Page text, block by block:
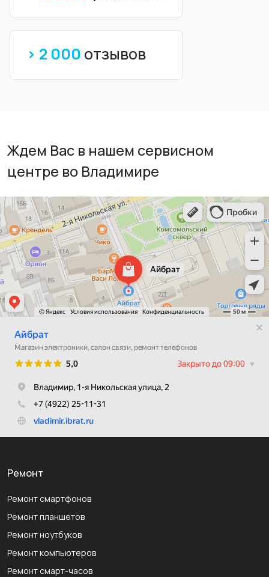
> 2 000 отзывов
Ждем Вас в нашем сервисном
центре во Владимире
Ремонт
Ремонт смартфонов
Ремонт планшетов
Ремонт ноутбуков
Ремонт компьютеров
Ремонт смарт-часов